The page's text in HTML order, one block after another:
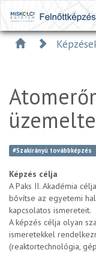
#Szakirányú továbbképzés
Képzés célja
A Paks II. Akadémia
bővítse az egyetemi
kapcsolatos ismereteit.
A képzés célja olyan
ismeretekkel
(reaktortechnológia,